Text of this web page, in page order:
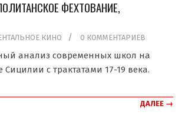
ФЕХТОВАНИЕ,
КИНО 0 КОММЕНТАРИЕВ
анализ современных школ на
Сицилии с трактатами 17-19 века.
ДАЛЕЕ →